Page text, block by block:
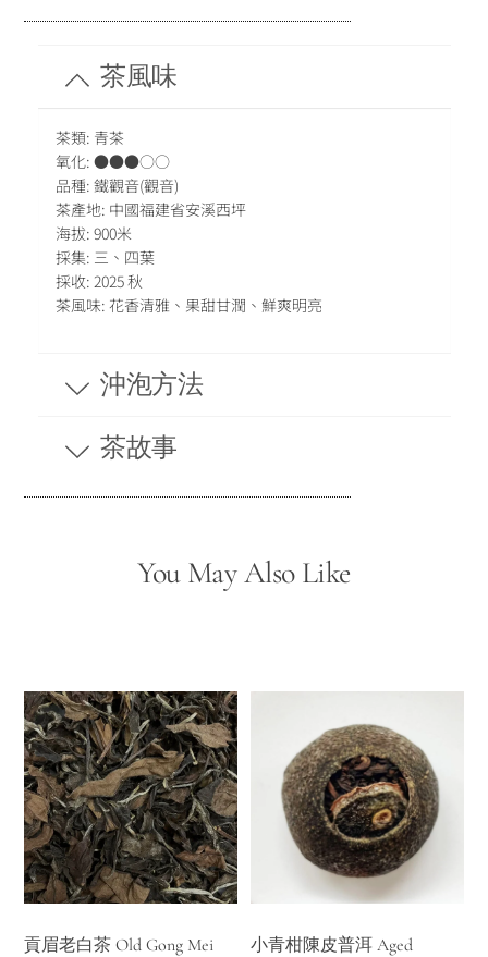
茶風味
茶類: 青茶
氧化: ●●●○○
品種: 鐵觀音(觀音)
茶產地: 中國福建省安溪西坪
海拔: 900米
採集: 三、四葉
採收: 2025 秋
茶風味: 花香清雅、果甜甘潤、鮮爽明亮
沖泡方法
茶故事
You May Also Like
貢眉老白茶 Old Gong Mei
小青柑陳皮普洱 Aged